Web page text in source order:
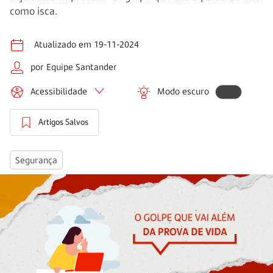
como isca.
Atualizado em 19-11-2024
por Equipe Santander
Acessibilidade Modo escuro
Artigos Salvos
Segurança